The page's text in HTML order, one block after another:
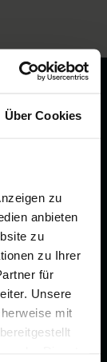
Über Cookies
zu
anbieten
zu
zu Ihrer
für
Unsere
mit
rund